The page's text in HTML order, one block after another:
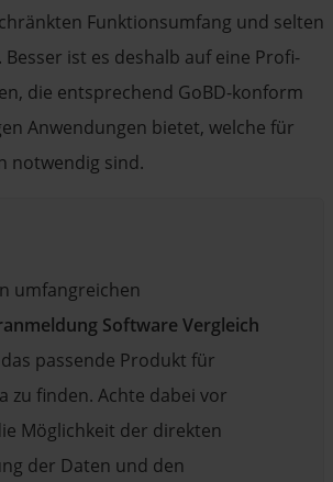
Funktionsumfang und selten
ist es deshalb auf eine Profi-
die entsprechend GoBD-konform
Anwendungen bietet, welche für
notwendig sind.
umfangreichen
Software Vergleich
passende Produkt für
zu finden. Achte dabei vor
Möglichkeit der direkten
der Daten und den